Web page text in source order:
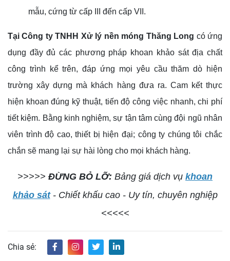
mẫu, cứng từ cấp III đến cấp VII.
Tại Công ty TNHH Xử lý nền móng Thăng Long có ứng
dụng đầy đủ các phương pháp khoan khảo sát địa chất
công trình kể trên, đáp ứng mọi yêu cầu thăm dò hiện
trường xây dựng mà khách hàng đưa ra. Cam kết thực
hiện khoan đúng kỹ thuật, tiến độ công việc nhanh, chi phí
tiết kiệm. Bằng kinh nghiệm, sự tận tâm cùng đội ngũ nhân
viên trình độ cao, thiết bị hiện đại; công ty chúng tôi chắc
chắn sẽ mang lại sự hài lòng cho mọi khách hàng.
>>>>> ĐỪNG BỎ LỠ: Bảng giá dịch vụ khoan
khảo sát- Chiết khấu cao - Uy tín, chuyên nghiệp
<<<<<
Chia sẻ: